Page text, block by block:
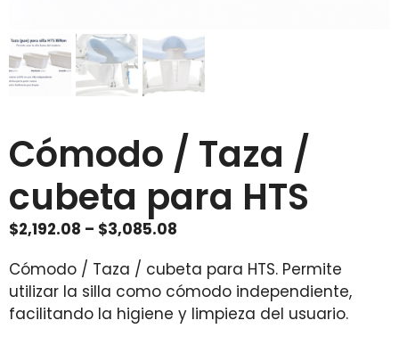
Cómodo / Taza /
cubeta para HTS
$2,192.08 – $3,085.08
$2,192.08
through
$3,085.08
Cómodo / Taza / cubeta para HTS. Permite
utilizar la silla como cómodo independiente,
facilitando la higiene y limpieza del usuario.